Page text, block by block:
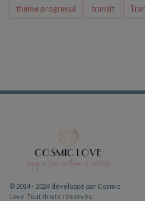
thème progressé transit
© 2014 - 2024 développé par Cosmic
Love. Tout droits réservés.